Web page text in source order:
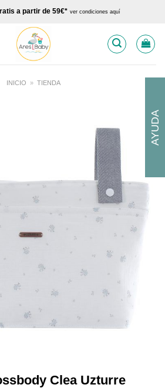
a partir de 59€* ver condiciones aquí
INICIO » TIENDA
Clea Uzturre
AYUDA